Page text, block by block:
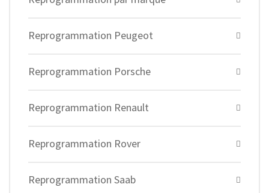
Reprogrammation Peugeot
Reprogrammation Porsche
Reprogrammation Renault
Reprogrammation Rover
Reprogrammation Saab